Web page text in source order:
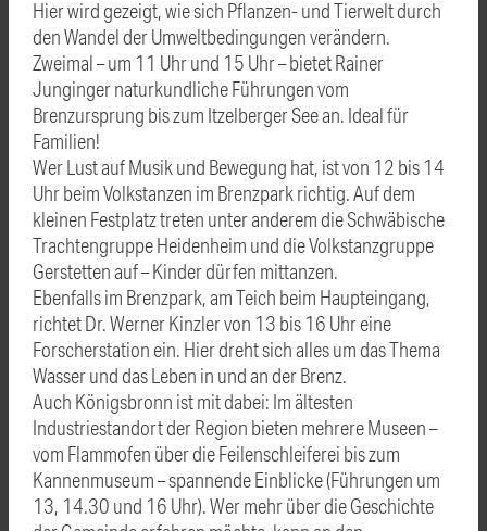
Hier wird gezeigt, wie sich Pflanzen- und Tierwelt durch
den Wandel der Umweltbedingungen verändern.
Zweimal – um 11 Uhr und 15 Uhr – bietet Rainer
Junginger naturkundliche Führungen vom
Brenzursprung bis zum Itzelberger See an. Ideal für
Familien!
Wer Lust auf Musik und Bewegung hat, ist von 12 bis 14
Uhr beim Volkstanzen im Brenzpark richtig. Auf dem
kleinen Festplatz treten unter anderem die Schwäbische
Trachtengruppe Heidenheim und die Volkstanzgruppe
Gerstetten auf – Kinder dürfen mittanzen.
Ebenfalls im Brenzpark, am Teich beim Haupteingang,
richtet Dr. Werner Kinzler von 13 bis 16 Uhr eine
Forscherstation ein. Hier dreht sich alles um das Thema
Wasser und das Leben in und an der Brenz.
Auch Königsbronn ist mit dabei: Im ältesten
Industriestandort der Region bieten mehrere Museen –
vom Flammofen über die Feilenschleiferei bis zum
Kannenmuseum – spannende Einblicke (Führungen um
13, 14.30 und 16 Uhr). Wer mehr über die Geschichte